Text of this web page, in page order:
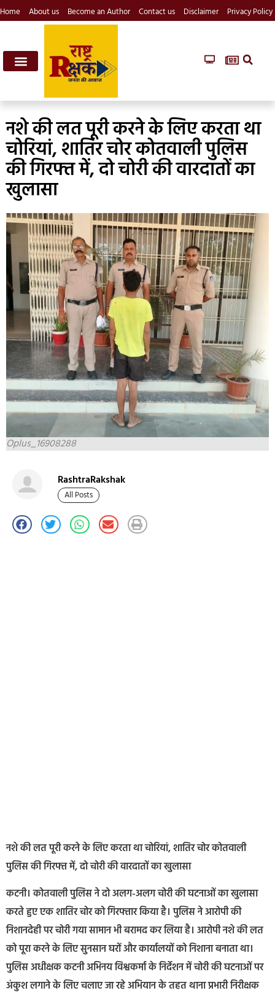
Home About us Become an Author Contact us Disclaimer Privacy Policy
नशे की लत पूरी करने के लिए करता था
चोरियां, शातिर चोर कोतवाली पुलिस
की गिरफ्त में, दो चोरी की वारदातों का
खुलासा
Oplus_16908288
RashtraRakshak
All Posts
नशे की लत पूरी करने के लिए करता था चोरियां, शातिर चोर कोतवाली
पुलिस की गिरफ्त में, दो चोरी की वारदातों का खुलासा
कटनी। कोतवाली पुलिस ने दो अलग-अलग चोरी की घटनाओं का खुलासा
करते हुए एक शातिर चोर को गिरफ्तार किया है। पुलिस ने आरोपी की
निशानदेही पर चोरी गया सामान भी बरामद कर लिया है। आरोपी नशे की लत
को पूरा करने के लिए सुनसान घरों और कार्यालयों को निशाना बनाता था।
पुलिस अधीक्षक कटनी अभिनय विश्वकर्मा के निर्देशन में चोरी की घटनाओं पर
अंकुश लगाने के लिए चलाए जा रहे अभियान के तहत थाना प्रभारी निरीक्षक